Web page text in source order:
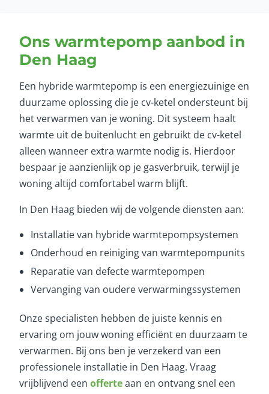
Ons warmtepomp aanbod in
Den Haag
Een hybride warmtepomp is een energiezuinige en
duurzame oplossing die je cv-ketel ondersteunt bij
het verwarmen van je woning. Dit systeem haalt
warmte uit de buitenlucht en gebruikt de cv-ketel
alleen wanneer extra warmte nodig is. Hierdoor
bespaar je aanzienlijk op je gasverbruik, terwijl je
woning altijd comfortabel warm blijft.
In Den Haag bieden wij de volgende diensten aan:
Installatie van hybride warmtepompsystemen
Onderhoud en reiniging van warmtepompunits
Reparatie van defecte warmtepompen
Vervanging van oudere verwarmingssystemen
Onze specialisten hebben de juiste kennis en
ervaring om jouw woning efficiënt en duurzaam te
verwarmen. Bij ons ben je verzekerd van een
professionele installatie in Den Haag. Vraag
vrijblijvend een offerteaan en ontvang snel een